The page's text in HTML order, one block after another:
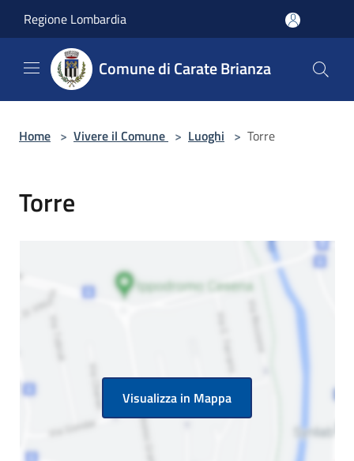
Regione Lombardia
Comune di Carate Brianza
Home > Vivere il Comune > Luoghi > Torre
Torre
Visualizza in Mappa